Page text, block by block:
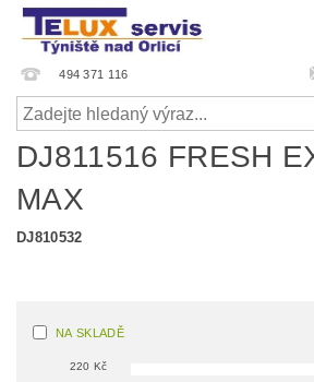
494 371 116
DJ811516 FRESH
MAX
DJ810532
NA SKLADĚ
220 Kč